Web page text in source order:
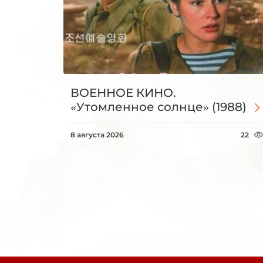
ВОЕННОЕ КИНО.
«Утомленное солнце» (1988)
8 августа 2026 22